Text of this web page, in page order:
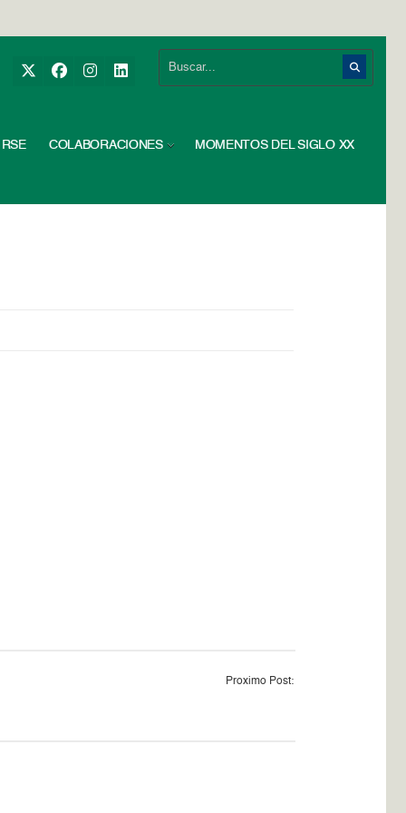
RSE COLABORACIONES MOMENTOS DEL SIGLO XX
Proximo Post: